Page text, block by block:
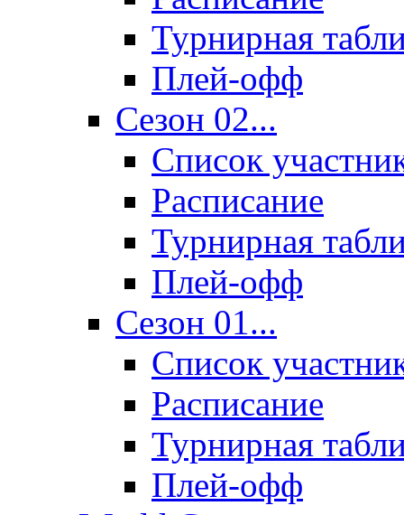
Турнирная
Плей-офф
Сезон 02...
Список
Расписание
Турнирная
Плей-офф
Сезон 01...
Список
Расписание
Турнирная
Плей-офф